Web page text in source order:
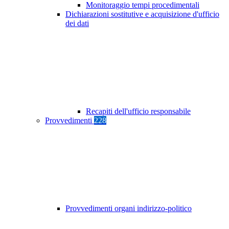
Monitoraggio tempi procedimentali
Dichiarazioni sostitutive e acquisizione d'ufficio
dei dati
Recapiti dell'ufficio responsabile
Provvedimenti 228
Provvedimenti organi indirizzo-politico